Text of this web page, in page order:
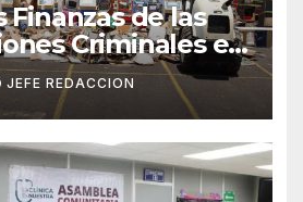
Finanzas de las
Criminales en
JEFE REDACCION